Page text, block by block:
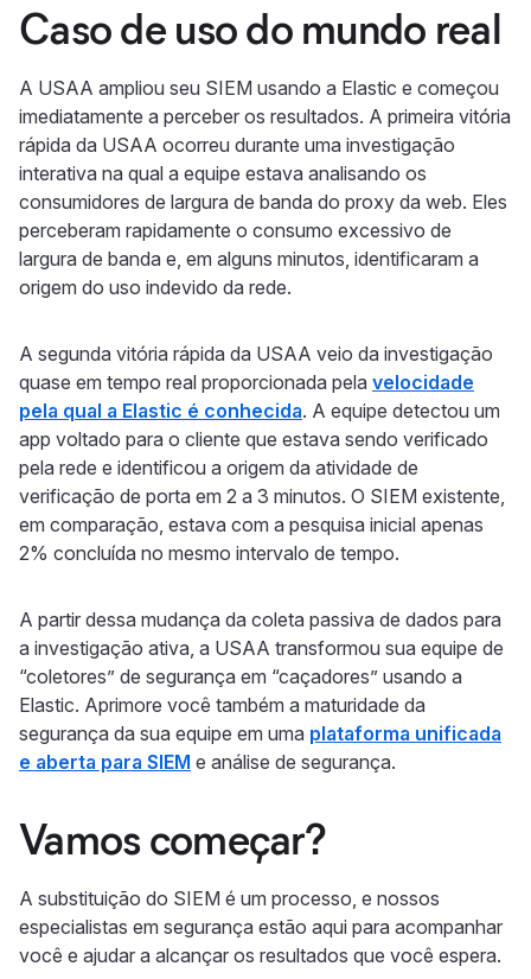
Caso de uso do mundo real
A USAA ampliou seu SIEM usando a Elastic e começou
imediatamente a perceber os resultados. A primeira vitória
rápida da USAA ocorreu durante uma investigação
interativa na qual a equipe estava analisando os
consumidores de largura de banda do proxy da web. Eles
perceberam rapidamente o consumo excessivo de
largura de banda e, em alguns minutos, identificaram a
origem do uso indevido da rede.
A segunda vitória rápida da USAA veio da investigação
quase em tempo real proporcionada pela velocidade
pela qual a Elastic é conhecida. A equipe detectou um
app voltado para o cliente que estava sendo verificado
pela rede e identificou a origem da atividade de
verificação de porta em 2 a 3 minutos. O SIEM existente,
em comparação, estava com a pesquisa inicial apenas
2% concluída no mesmo intervalo de tempo.
A partir dessa mudança da coleta passiva de dados para
a investigação ativa, a USAA transformou sua equipe de
“coletores” de segurança em “caçadores” usando a
Elastic. Aprimore você também a maturidade da
segurança da sua equipe em uma plataforma unificada
e aberta para SIEM e análise de segurança.
Vamos começar?
A substituição do SIEM é um processo, e nossos
especialistas em segurança estão aqui para acompanhar
você e ajudar a alcançar os resultados que você espera.